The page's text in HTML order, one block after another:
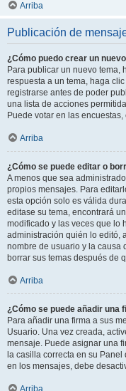
Arriba
Publicación de
¿Cómo puedo crear un
Para publicar un nuevo tema,
respuesta a un tema, haga
registrarse antes de poder
una lista de acciones
Puede votar en las encuestas,
Arriba
¿Cómo se puede editar o
A menos que sea
propios mensajes. Para
esta opción solo es válida
editase su tema, encontrará
modificado y las veces que lo
administración quién lo editó,
nombre de usuario y la causa
borrar sus temas después de
Arriba
¿Cómo se puede añadir una
Para añadir una firma a sus
Usuario. Una vez creada,
mensaje. Puede asignar una
la casilla correcta en su
en los mensajes, debe
Arriba